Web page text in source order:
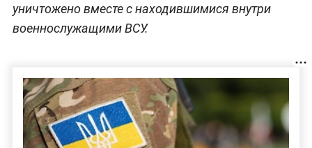
уничтожено вместе с находившимися внутри
военнослужащими ВСУ.